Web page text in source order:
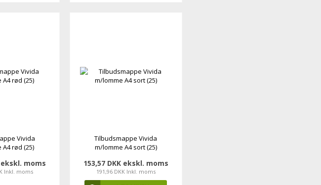
Vivida
rød (25)
ekskl. moms
Inkl. moms
Tilbudsmappe Vivida
m/lomme A4 sort (25)
153,57 DKK ekskl. moms
191,96 DKK Inkl. moms